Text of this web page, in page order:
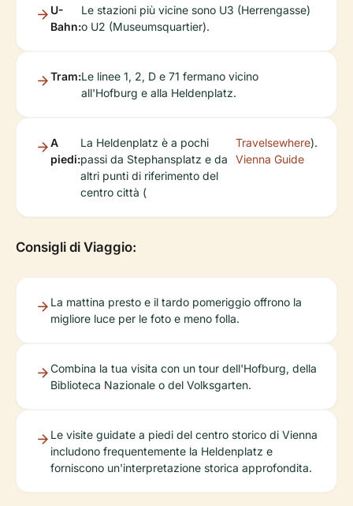
U-
Bahn:
Le stazioni più vicine sono U3 (Herrengasse)
o U2 (Museumsquartier).
Tram:Le linee 1, 2, D e 71 fermano vicino
all'Hofburg e alla Heldenplatz.
A
piedi:
La Heldenplatz è a pochi
passi da Stephansplatz e da
altri punti di riferimento del
centro città (
Travelsewhere
Vienna Guide
).
Consigli di Viaggio:
La mattina presto e il tardo pomeriggio offrono la
migliore luce per le foto e meno folla.
Combina la tua visita con un tour dell'Hofburg, della
Biblioteca Nazionale o del Volksgarten.
Le visite guidate a piedi del centro storico di Vienna
includono frequentemente la Heldenplatz e
forniscono un'interpretazione storica approfondita.